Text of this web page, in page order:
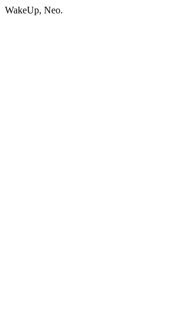
WakeUp, Neo.